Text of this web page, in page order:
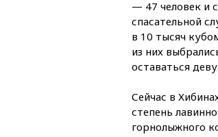
— 47 человек и
спасательной
в 10 тысяч
из них
оставаться
Сейчас в
степень
горнолыжного